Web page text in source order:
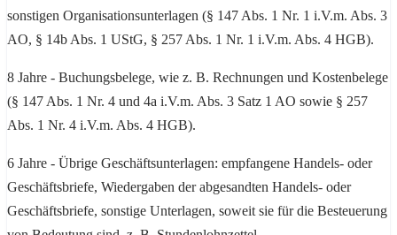
sonstigen Organisationsunterlagen (§ 147 Abs. 1 Nr. 1 i.V.m. Abs. 3
AO, § 14b Abs. 1 UStG, § 257 Abs. 1 Nr. 1 i.V.m. Abs. 4 HGB).
8 Jahre - Buchungsbelege, wie z. B. Rechnungen und Kostenbelege
(§ 147 Abs. 1 Nr. 4 und 4a i.V.m. Abs. 3 Satz 1 AO sowie § 257
Abs. 1 Nr. 4 i.V.m. Abs. 4 HGB).
6 Jahre - Übrige Geschäftsunterlagen: empfangene Handels- oder
Geschäftsbriefe, Wiedergaben der abgesandten Handels- oder
Geschäftsbriefe, sonstige Unterlagen, soweit sie für die Besteuerung